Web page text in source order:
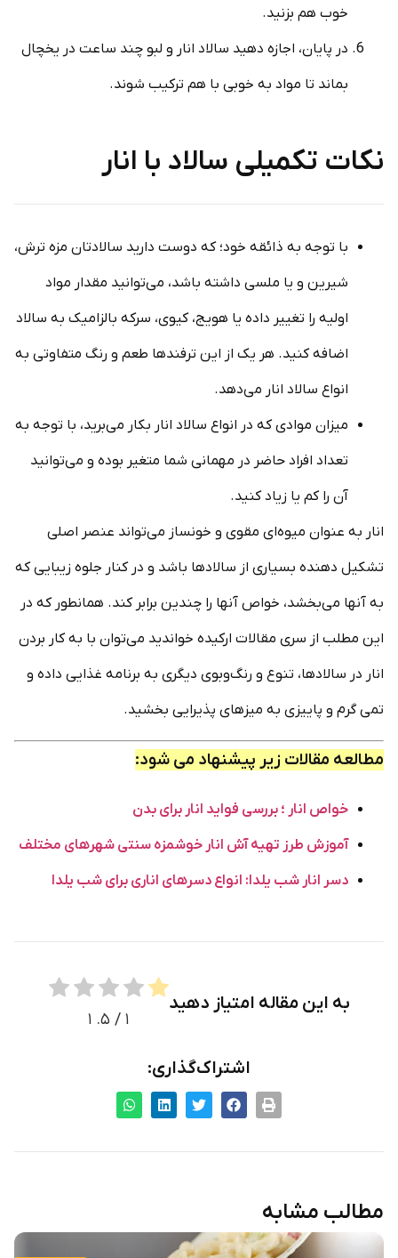
خوب هم بزنید.
در پایان، اجازه دهید سالاد انار و لبو چند ساعت در یخچال
بماند تا مواد به خوبی با هم ترکیب شوند.
نکات تکمیلی سالاد با انار
با توجه به ذائقه خود؛ که دوست دارید سالادتان مزه ترش،
شیرین و یا ملسی داشته باشد، می‌توانید مقدار مواد
اولیه را تغییر داده یا هویج، کیوی، سرکه بالزامیک به سالاد
اضافه کنید. هر یک از این ترفندها طعم و رنگ متفاوتی به
انواع سالاد انار می‌دهد.
میزان موادی که در انواع سالاد انار بکار می‌برید، با توجه به
تعداد افراد حاضر در مهمانی شما متغیر بوده و می‌توانید
آن را کم یا زیاد کنید.
انار به عنوان میوه‌ای مقوی و خونساز می‌تواند عنصر اصلی
تشکیل دهنده بسیاری از سالادها باشد و در کنار جلوه زیبایی که
به آنها می‌بخشد، خواص آنها را چندین برابر کند. همانطور که در
این مطلب از سری مقالات ارکیده خواندید می‌توان با به کار بردن
انار در سالادها، تنوع و رنگ‌و‌بوی دیگری به برنامه غذایی داده و
تمی گرم و پاییزی به میزهای پذیرایی‌ بخشید.
مطالعه مقالات زیر پیشنهاد می شود:
خواص انار ؛ بررسی فواید انار برای بدن
آموزش طرز تهیه آش انار خوشمزه سنتی شهرهای مختلف
دسر انار شب یلدا: انواع دسرهای اناری برای شب یلدا
به این مقاله امتیاز دهید
۱ / ۵. ۱
اشتراک‌گذاری:
مطالب مشابه